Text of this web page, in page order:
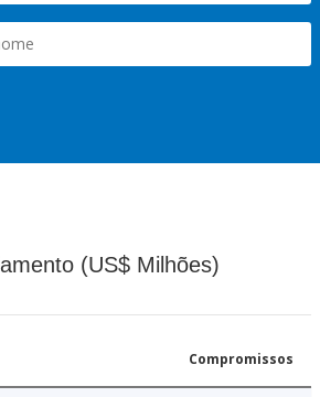
(US$ Milhões)
Compromissos